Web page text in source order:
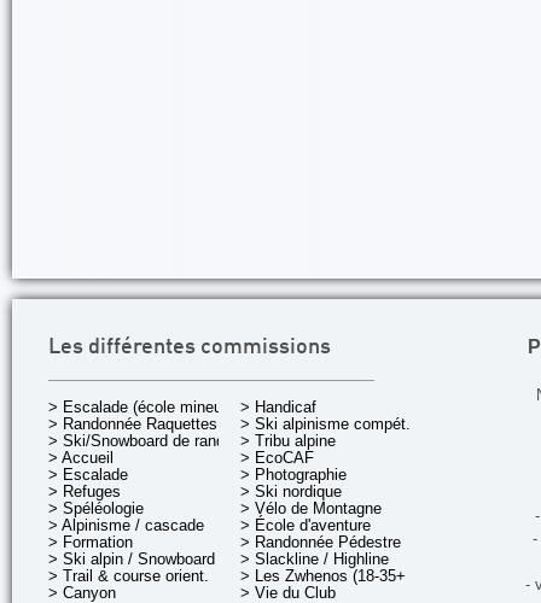
Les différentes commissions
> Escalade (école mineurs)
> Randonnée Raquettes
> Ski/Snowboard de rando.
> Accueil
> Escalade
> Refuges
> Spéléologie
> Alpinisme / cascade
> Formation
> Ski alpin / Snowboard
> Trail & course orient.
> Canyon
> Handicaf
> Ski alpinisme compét.
> Tribu alpine
> EcoCAF
> Photographie
> Ski nordique
> Vélo de Montagne
> École d'aventure
> Randonnée Pédestre
> Slackline / Highline
> Les Zwhenos (18-35+ ans)
> Vie du Club
-
-